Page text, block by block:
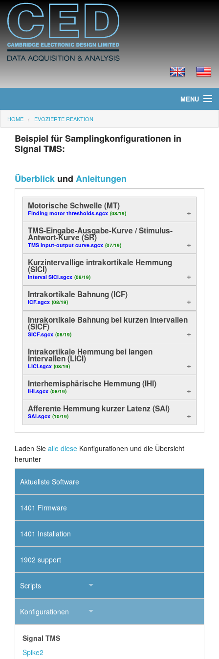
MENU
Home
Neues
Produkte
Preisliste
Downloads
Anleitung
Kundendienst
Händler
HOME EVOZIERTE REAKTION
Beispiel für Samplingkonfigurationen in
Signal TMS:
Überblick und Anleitungen
Motorische Schwelle (MT)
Finding motor thresholds.sgcx (08/19)
TMS-Eingabe-Ausgabe-Kurve / Stimulus-
Antwort-Kurve (SR)
TMS input-output curve.sgcx (07/19)
Kurzintervallige intrakortikale Hemmung
(SICI)
Interval SICI.sgcx (08/19)
Intrakortikale Bahnung (ICF)
ICF.sgcx (08/19)
Intrakortikale Bahnung bei kurzen Intervallen
(SICF)
SICF.sgcx (08/19)
Intrakortikale Hemmung bei langen
Intervallen (LICI)
LICI.sgcx (08/19)
Interhemisphärische Hemmung (IHI)
IHI.sgcx (08/19)
Afferente Hemmung kurzer Latenz (SAI)
SAI.sgcx (10/19)
Laden Sie alle diese Konfigurationen und die Übersicht
herunter
Aktuellste Software
1401 Firmware
1401 Installation
1902 support
Scripts
Konfigurationen
Signal TMS
Spike2